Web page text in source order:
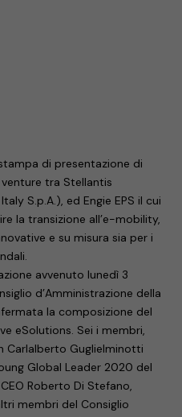
di presentazione di
tra Stellantis
S.p.A.), ed Engie EPS il cui
la transizione all’e-mobility,
e su misura sia per i
avvenuto lunedì 3
d’Amministrazione della
la composizione del
eSolutions. Sei i membri,
Carlalberto Guglielminotti
Global Leader 2020 del
Roberto Di Stefano,
membri del Consiglio